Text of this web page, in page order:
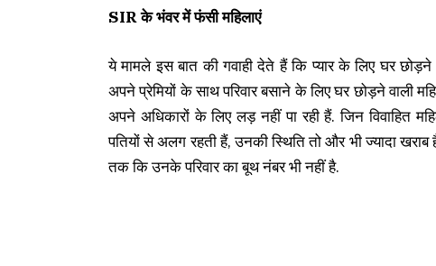
SIR के भंवर में फंसी महिलाएं
ये मामले इस बात की गवाही देते हैं कि प्यार के लिए घर
अपने प्रेमियों के साथ परिवार बसाने के लिए घर छोड़ने वाली
अपने अधिकारों के लिए लड़ नहीं पा रही हैं. जिन विवाहित
पतियों से अलग रहती हैं, उनकी स्थिति तो और भी ज्यादा
तक कि उनके परिवार का बूथ नंबर भी नहीं है.